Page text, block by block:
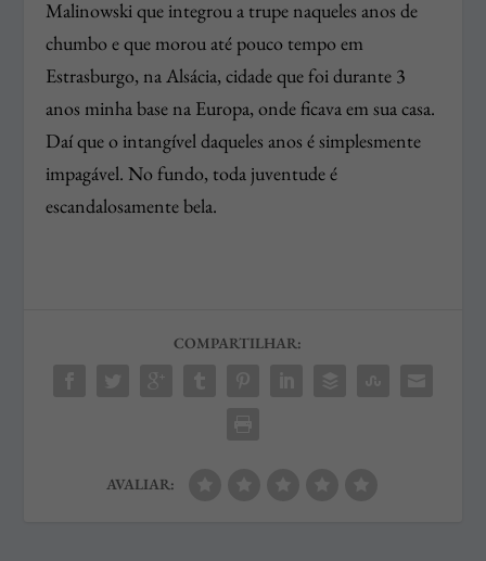
Malinowski que integrou a trupe naqueles anos de
chumbo e que morou até pouco tempo em
Estrasburgo, na Alsácia, cidade que foi durante 3
anos minha base na Europa, onde ficava em sua casa.
Daí que o intangível daqueles anos é simplesmente
impagável. No fundo, toda juventude é
escandalosamente bela.
COMPARTILHAR:
AVALIAR: